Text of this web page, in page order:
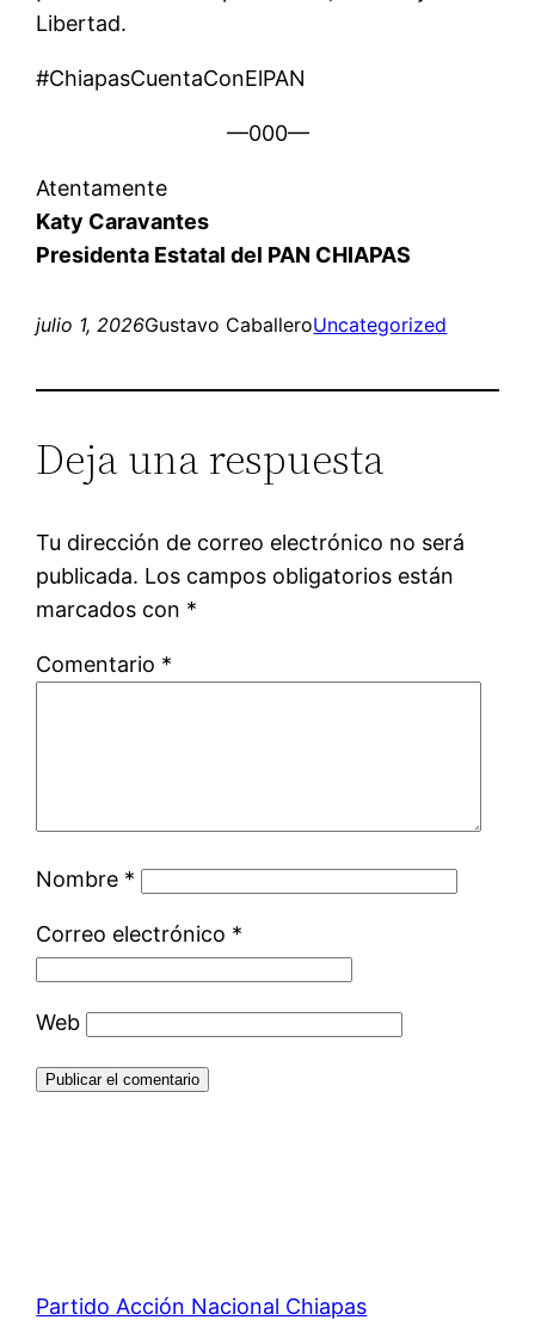
Libertad.
#ChiapasCuentaConElPAN
—000—
Atentamente
Katy Caravantes
Presidenta Estatal del PAN CHIAPAS
julio 1, 2026Gustavo CaballeroUncategorized
Deja una respuesta
Tu dirección de correo electrónico no será
publicada. Los campos obligatorios están
marcados con *
Comentario *
Nombre *
Correo electrónico *
Web
Partido Acción Nacional Chiapas